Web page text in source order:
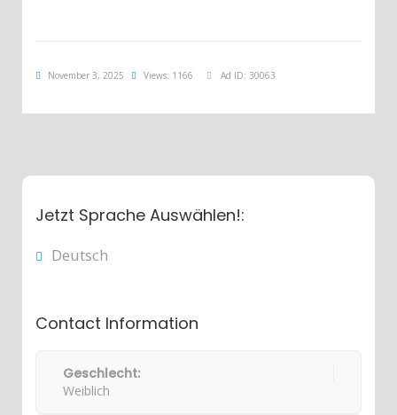
November 3, 2025 Views: 1166 Ad ID: 30063
Jetzt Sprache Auswählen!:
Deutsch
Contact Information
Geschlecht:
Weiblich